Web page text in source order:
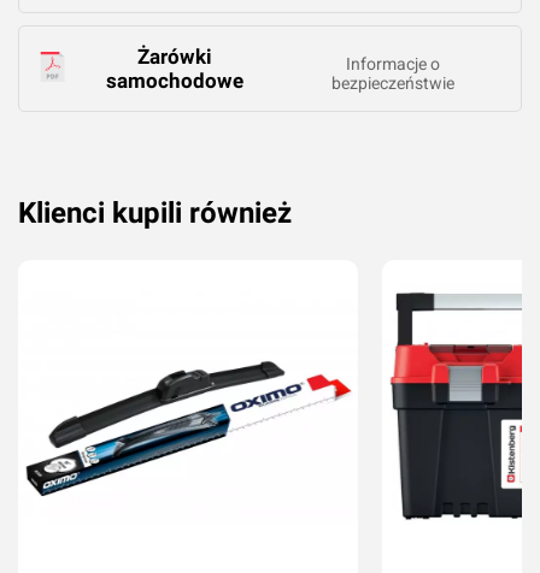
Żarówki
samochodowe
Informacje o
bezpieczeństwie
Klienci kupili również